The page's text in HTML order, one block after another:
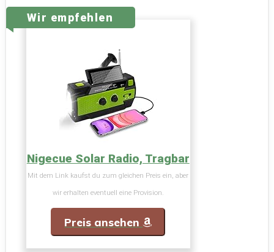
Wir empfehlen
Nigecue Solar Radio, Tragbar
Mit dem Link kaufst du zum gleichen Preis ein, aber
wir erhalten eventuell eine Provision.
Preis ansehen